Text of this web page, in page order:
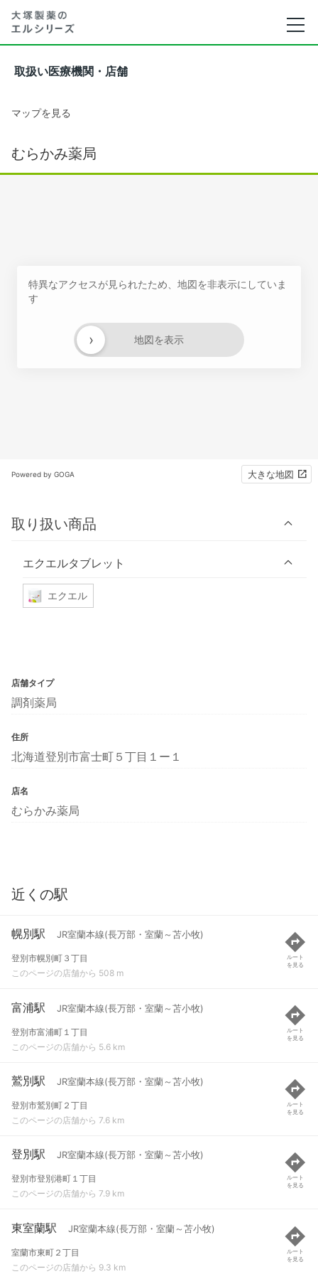
取扱い医療機関・店舗
マップを見る
むらかみ薬局
特異なアクセスが見られたため、地図を非表示にしていま
す
地図を表示
›
Powered by GOGA 大きな地図
取り扱い商品
エクエルタブレット
エクエル
店舗タイプ
調剤薬局
住所
北海道登別市富士町５丁目１ー１
店名
むらかみ薬局
近くの駅
幌別駅 JR室蘭本線(長万部・室蘭～苫小牧)
登別市幌別町３丁目
このページの店舗から 508 m
ルート
を見る
富浦駅 JR室蘭本線(長万部・室蘭～苫小牧)
登別市富浦町１丁目
このページの店舗から 5.6 km
ルート
を見る
鷲別駅 JR室蘭本線(長万部・室蘭～苫小牧)
登別市鷲別町２丁目
このページの店舗から 7.6 km
ルート
を見る
登別駅 JR室蘭本線(長万部・室蘭～苫小牧)
登別市登別港町１丁目
このページの店舗から 7.9 km
ルート
を見る
東室蘭駅 JR室蘭本線(長万部・室蘭～苫小牧)
室蘭市東町２丁目
このページの店舗から 9.3 km
ルート
を見る